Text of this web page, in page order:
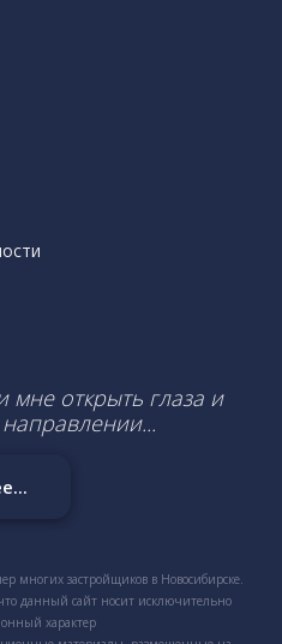
мне открыть глаза и
многих застройщиков в Новосибирске.
данный сайт носит исключительно
характер